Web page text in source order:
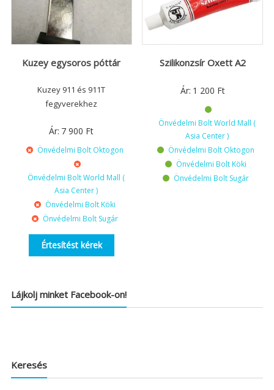
Kuzey egysoros póttár
Kuzey 911 és 911T
fegyverekhez
Ár: 7 900 Ft
Önvédelmi Bolt Oktogon
Önvédelmi Bolt World Mall (
Asia Center )
Önvédelmi Bolt Köki
Önvédelmi Bolt Sugár
Értesítést kérek
Szilikonzsír Oxett A2
Ár: 1 200 Ft
Önvédelmi Bolt World Mall (
Asia Center )
Önvédelmi Bolt Oktogon
Önvédelmi Bolt Köki
Önvédelmi Bolt Sugár
Lájkolj minket Facebook-on!
Keresés